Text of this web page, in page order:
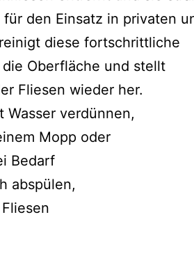
den Einsatz in privaten
diese fortschrittliche
Oberfläche und stellt
Fliesen wieder her.
Wasser verdünnen,
Mopp oder
Bedarf
abspülen,